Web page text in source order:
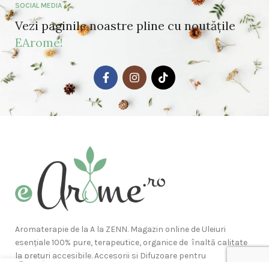
SOCIAL MEDIA
Vezi paginile noastre pline cu noutățile
EArome!
Aromaterapie de la A la ZENN. Magazin online de Uleiuri
esențiale 100% pure, terapeutice, organice de înaltă calitate
la prețuri accesibile. Accesorii si Difuzoare pentru